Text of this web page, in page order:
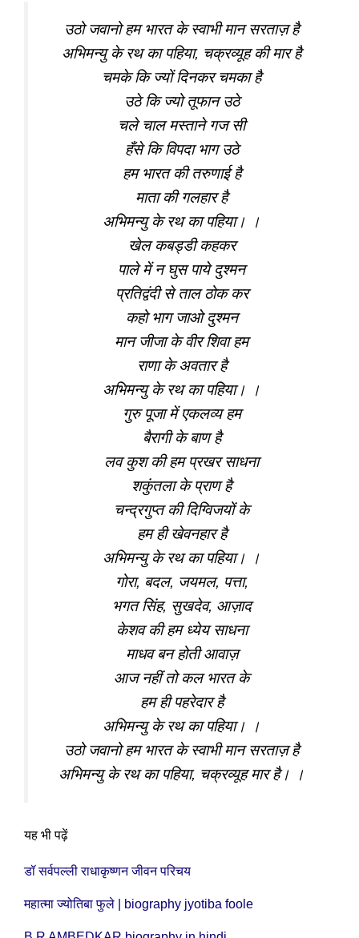
उठो जवानो हम भारत के स्वाभी मान सरताज़ है
अभिमन्यु के रथ का पहिया, चक्रव्यूह की मार है
चमके कि ज्यों दिनकर चमका है
उठे कि ज्यो तूफान उठे
चले चाल मस्ताने गज सी
हँसे कि विपदा भाग उठे
हम भारत की तरुणाई है
माता की गलहार है
अभिमन्यु के रथ का पहिया। ।
खेल कबड्डी कहकर
पाले में न घुस पाये दुश्मन
प्रतिद्वंदी से ताल ठोक कर
कहो भाग जाओ दुश्मन
मान जीजा के वीर शिवा हम
राणा के अवतार है
अभिमन्यु के रथ का पहिया। ।
गुरु पूजा में एकलव्य हम
बैरागी के बाण है
लव कुश की हम प्रखर साधना
शकुंतला के प्राण है
चन्द्रगुप्त की दिग्विजयों के
हम ही खेवनहार है
अभिमन्यु के रथ का पहिया। ।
गोरा, बदल, जयमल, पत्ता,
भगत सिंह, सुखदेव, आज़ाद
केशव की हम ध्येय साधना
माधव बन होती आवाज़
आज नहीं तो कल भारत के
हम ही पहरेदार है
अभिमन्यु के रथ का पहिया। ।
उठो जवानो हम भारत के स्वाभी मान सरताज़ है
अभिमन्यु के रथ का पहिया, चक्रव्यूह मार है। ।
यह भी पढ़ें
डॉ सर्वपल्ली राधाकृष्णन जीवन परिचय
महात्मा ज्योतिबा फुले | biography jyotiba foole